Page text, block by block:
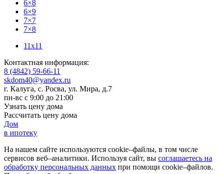
6×8
6×9
7×7
7×8
11x11
Контактная информация:
8 (4842) 59-66-11
skdom40@yandex.ru
г. Калуга, с. Росва, ул. Мира, д.7
пн-вс с 9:00 до 21:00
Узнать цену дома
Рассчитать цену дома
Дом
в ипотеку
На нашем сайте используются cookie–файлы, в том числе
сервисов веб–аналитики. Используя сайт, вы соглашаетесь на
обработку персональных данных при помощи cookie–файлов.